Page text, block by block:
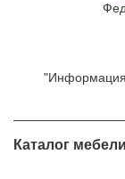
"Информация
Каталог мебели